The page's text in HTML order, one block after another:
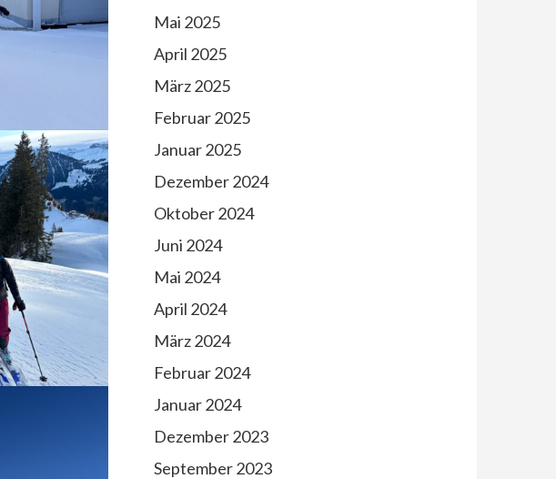
Mai 2025
April 2025
März 2025
Februar 2025
Januar 2025
Dezember 2024
Oktober 2024
Juni 2024
Mai 2024
April 2024
März 2024
Februar 2024
Januar 2024
Dezember 2023
September 2023